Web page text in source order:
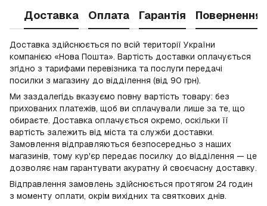
Доставка Оплата Гарантія Повернення
Доставка здійснюється по всій території України
компанією «Нова Пошта». Вартість доставки оплачується
згідно з тарифами перевізника та послуги передачі
посилки з магазину до відділення (від 90 грн).
Ми заздалегідь вказуємо повну вартість товару: без
прихованих платежів, щоб ви сплачували лише за те, що
обираєте. Доставка оплачується окремо, оскільки її
вартість залежить від міста та служби доставки.
Замовлення відправляються безпосередньо з наших
магазинів, тому кур'єр передає посилку до відділення — це
дозволяє нам гарантувати акуратну й своєчасну доставку.
Відправлення замовлень здійснюється протягом 24 годин
з моменту оплати, окрім вихідних та святкових днів.